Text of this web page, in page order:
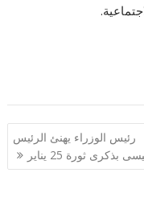
رئيس الوزراء يهنئ الرئيس
بذكرى ثورة 25 يناير